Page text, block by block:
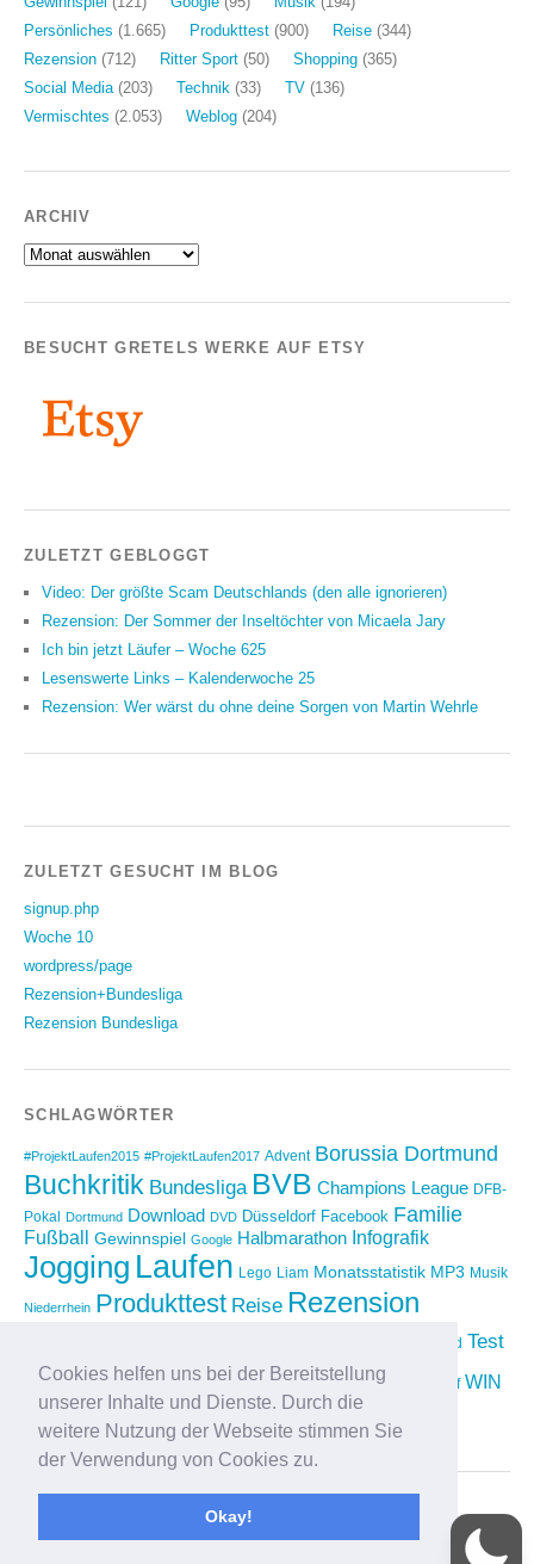
Cookies helfen uns bei der Bereitstellung
unserer Inhalte und Dienste. Durch die
weitere Nutzung der Webseite stimmen Sie
der Verwendung von Cookies zu.
Okay!
Persönliches (1.665) Produkttest (900) Reise (344)
Rezension (712) Ritter Sport (50) Shopping (365)
Social Media (203) Technik (33) TV (136)
Vermischtes (2.053) Weblog (204)
ARCHIV
Archiv
BESUCHT GRETELS WERKE AUF ETSY
ZULETZT GEBLOGGT
Video: Der größte Scam Deutschlands (den alle ignorieren)
Rezension: Der Sommer der Inseltöchter von Micaela Jary
Ich bin jetzt Läufer – Woche 625
Lesenswerte Links – Kalenderwoche 25
Rezension: Wer wärst du ohne deine Sorgen von Martin Wehrle
ZULETZT GESUCHT IM BLOG
signup.php
Woche 10
wordpress/page
Rezension+Bundesliga
Rezension Bundesliga
SCHLAGWÖRTER
#ProjektLaufen2015 #ProjektLaufen2017 Advent Borussia Dortmund
Buchkritik Bundesliga BVB Champions League DFB-
Pokal Dortmund Download DVD Düsseldorf Facebook Familie
Fußball Gewinnspiel Google Halbmarathon Infografik
Jogging Laufen Lego Liam Monatsstatistik MP3 Musik
Niederrhein Produkttest Reise Rezension
sponsored Test
Twitter Urlaub Video vimeo Weihnachten Wettkampf WIN
Compilation
YouTube
WordPress|
Elmastudio
Oben